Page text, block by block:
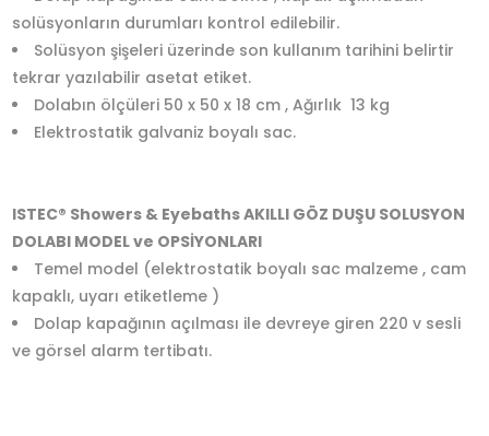
solüsyonların durumları kontrol edilebilir.
Solüsyon şişeleri üzerinde son kullanım tarihini belirtir
tekrar yazılabilir asetat etiket.
Dolabın ölçüleri 50 x 50 x 18 cm , Ağırlık 13 kg
Elektrostatik galvaniz boyalı sac.
ISTEC® Showers & EyebathsAKILLI GÖZ DUŞU SOLUSYON
DOLABI MODEL ve OPSİYONLARI
Temel model (elektrostatik boyalı sac malzeme , cam
kapaklı, uyarı etiketleme )
Dolap kapağının açılması ile devreye giren 220 v sesli
ve görsel alarm tertibatı.